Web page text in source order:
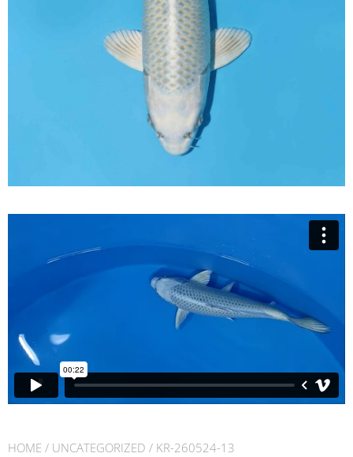
HOME / UNCATEGORIZED / KR-260524-13